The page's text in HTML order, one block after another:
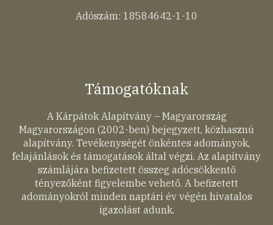
Adószám: 18584642-1-10
Támogatóknak
A Kárpátok Alapítvány – Magyarország
Magyarországon (2002-ben) bejegyzett, közhasznú
alapítvány. Tevékenységét önkéntes adományok,
felajánlások és támogatások által végzi. Az alapítvány
számlájára befizetett összeg adócsökkentő
tényezőként figyelembe vehető. A befizetett
adományokról minden naptári év végén hivatalos
igazolást adunk.